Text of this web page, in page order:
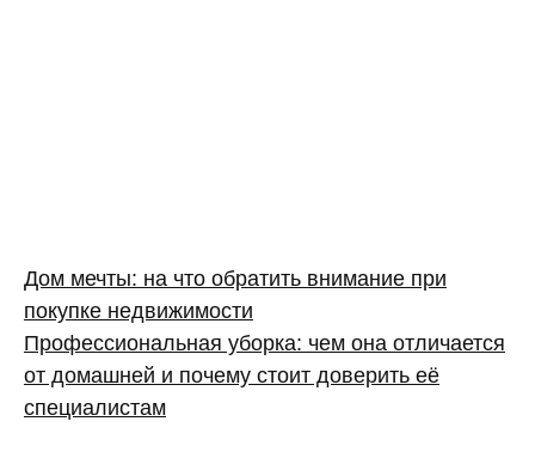
Дом мечты: на что обратить внимание при
покупке недвижимости
Профессиональная уборка: чем она отличается
от домашней и почему стоит доверить её
специалистам